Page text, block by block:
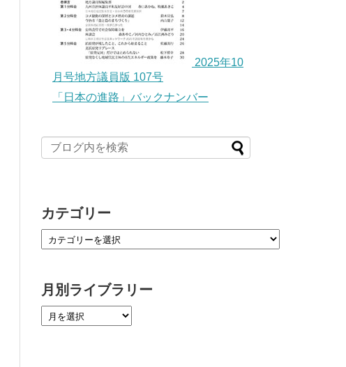
2025年10
月号地方議員版 107号
「日本の進路」バックナンバー
カテゴリー
月別ライブラリー